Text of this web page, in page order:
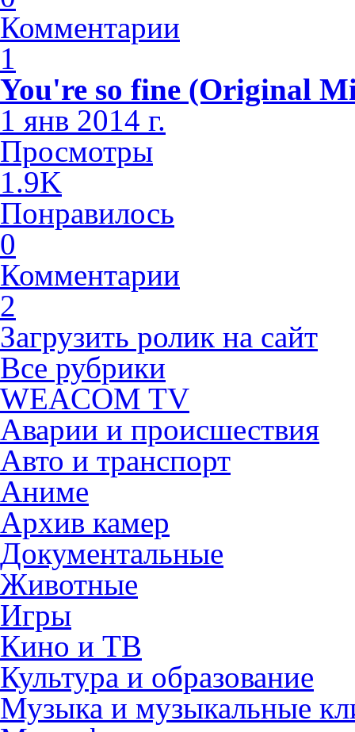
Комментарии
1
You're so fine (Original
1 янв 2014 г.
Просмотры
1.9K
Понравилось
0
Комментарии
2
Загрузить ролик на сайт
Все рубрики
WEACOM TV
Аварии и происшествия
Авто и транспорт
Аниме
Архив камер
Документальные
Животные
Игры
Кино и ТВ
Культура и образование
Музыка и музыкальные